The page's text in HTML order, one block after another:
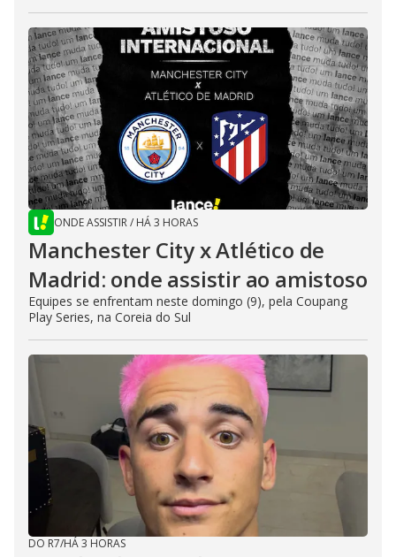
ONDE ASSISTIR/ HÁ 3 HORAS
Manchester City x Atlético de
Madrid: onde assistir ao amistoso
Equipes se enfrentam neste domingo (9), pela Coupang
Play Series, na Coreia do Sul
DO R7/HÁ 3 HORAS